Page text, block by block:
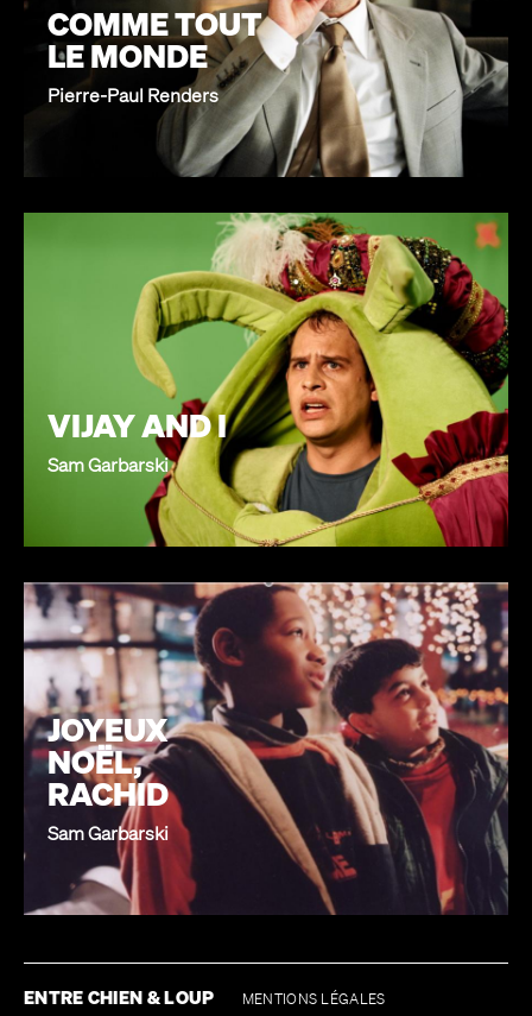
COMME TOUT
LE MONDE
Pierre-Paul Renders
VIJAY AND I
Sam Garbarski
JOYEUX
NOËL,
RACHID
Sam Garbarski
ENTRE CHIEN & LOUP MENTIONS LÉGALES